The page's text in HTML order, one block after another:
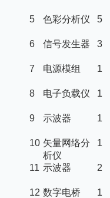
5
色彩分析仪 5
6
信号发生器 3
7
电源模组 1
8
电子负载仪 1
9
示波器 1
10 矢量网络分
析仪
1
11 示波器 2
12 数字电桥 1